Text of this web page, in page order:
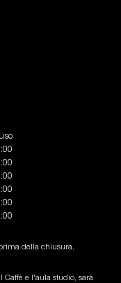
della chiusura.
Caffè e l'aula studio, sarà